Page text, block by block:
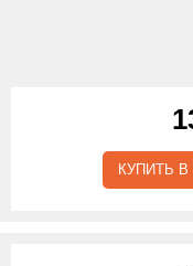
КУПИТЬ В